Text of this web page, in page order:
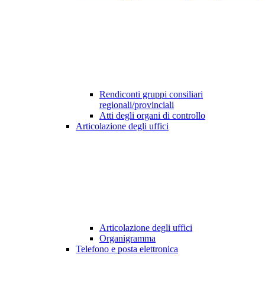
Rendiconti gruppi consiliari
regionali/provinciali
Atti degli organi di controllo
Articolazione degli uffici
Articolazione degli uffici
Organigramma
Telefono e posta elettronica